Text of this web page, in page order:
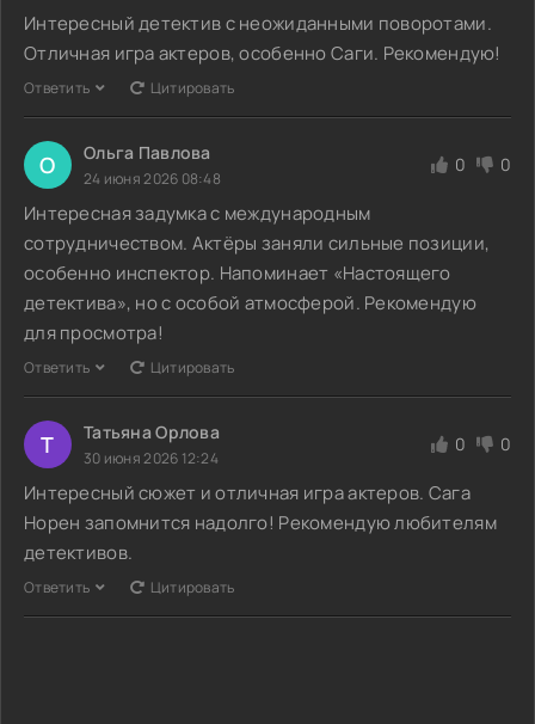
Интересный детектив с неожиданными поворотами.
Отличная игра актеров, особенно Саги. Рекомендую!
Ответить Цитировать
О Ольга Павлова
24 июня 2026 08:48
0 0
Интересная задумка с международным
сотрудничеством. Актёры заняли сильные позиции,
особенно инспектор. Напоминает «Настоящего
детектива», но с особой атмосферой. Рекомендую
для просмотра!
Ответить Цитировать
Т Татьяна Орлова
30 июня 2026 12:24
0 0
Интересный сюжет и отличная игра актеров. Сага
Норен запомнится надолго! Рекомендую любителям
детективов.
Ответить Цитировать